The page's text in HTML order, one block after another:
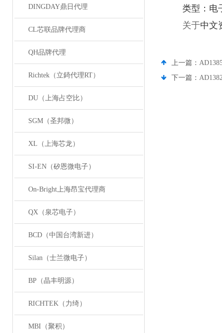
DINGDAY鼎日代理
CL芯联品牌代理商
QH品牌代理
Richtek（立錡代理RT）
DU（上海占空比）
SGM（圣邦微）
XL（上海芯龙）
SI-EN（矽恩微电子）
On-Bright上海昂宝代理商
QX（泉芯电子）
BCD（中国台湾新进）
Silan（士兰微电子）
BP（晶丰明源）
RICHTEK（力绮）
MBI（聚积）
类型：电
关于中文
上一篇：
下一篇：